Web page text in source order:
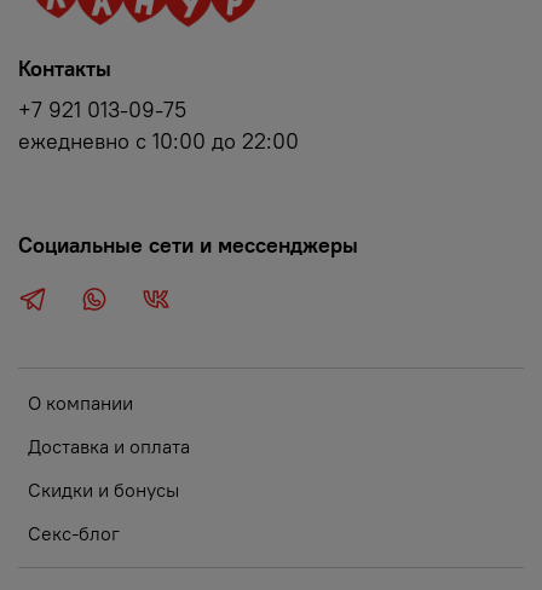
О компании
Доставка и оплата
Скидки и бонусы
Секс-блог
Контакты
+7 921 013-09-75
ежедневно с 10:00 до 22:00
Социальные сети и мессенджеры